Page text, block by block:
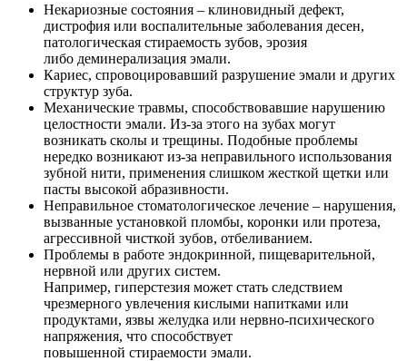
Некариозные состояния – клиновидный дефект,
дистрофия или воспалительные заболевания десен,
патологическая стираемость зубов, эрозия
либо деминерализация эмали.
Кариес, спровоцировавший разрушение эмали и других
структур зуба.
Механические травмы, способствовавшие нарушению
целостности эмали. Из-за этого на зубах могут
возникать сколы и трещины. Подобные проблемы
нередко возникают из-за неправильного использования
зубной нити, применения слишком жесткой щетки или
пасты высокой абразивности.
Неправильное стоматологическое лечение – нарушения,
вызванные установкой пломбы, коронки или протеза,
агрессивной чисткой зубов, отбеливанием.
Проблемы в работе эндокринной, пищеварительной,
нервной или других систем.
Например, гиперстезия может стать следствием
чрезмерного увлечения кислыми напитками или
продуктами, язвы желудка или нервно-психического
напряжения, что способствует
повышенной стираемости эмали.